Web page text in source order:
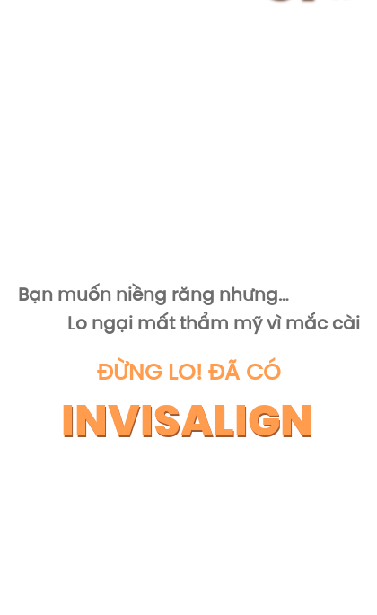
ĐỪNG LO! ĐÃ CÓ
Bạn muốn niềng răng nhưng…
Lo ngại mất thẩm mỹ vì mắc cài
INVISALIGN